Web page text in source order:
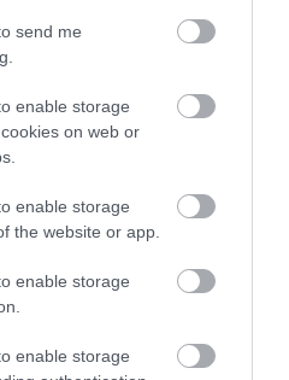
send me
enable storage
on web or
enable storage
the website or app.
enable storage
enable storage
irită cel mai mult pe
sar peste rând la
au indicat acest
deranjant, iar 51%
chestionați au fost de
află
pasagerii care
mondial, 45% detestă